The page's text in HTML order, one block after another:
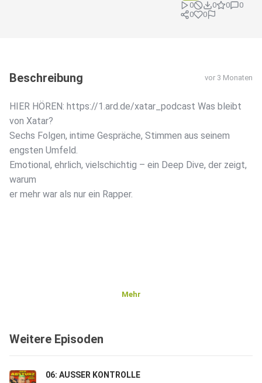
0 0 0
0
0
0
Beschreibung vor 3 Monaten
HIER HÖREN: https://1.ard.de/xatar_podcast Was bleibt
von Xatar?
Sechs Folgen, intime Gespräche, Stimmen aus seinem
engsten Umfeld.
Emotional, ehrlich, vielschichtig – ein Deep Dive, der zeigt,
warum
er mehr war als nur ein Rapper.
Mehr
Weitere Episoden
06: AUSSER KONTROLLE